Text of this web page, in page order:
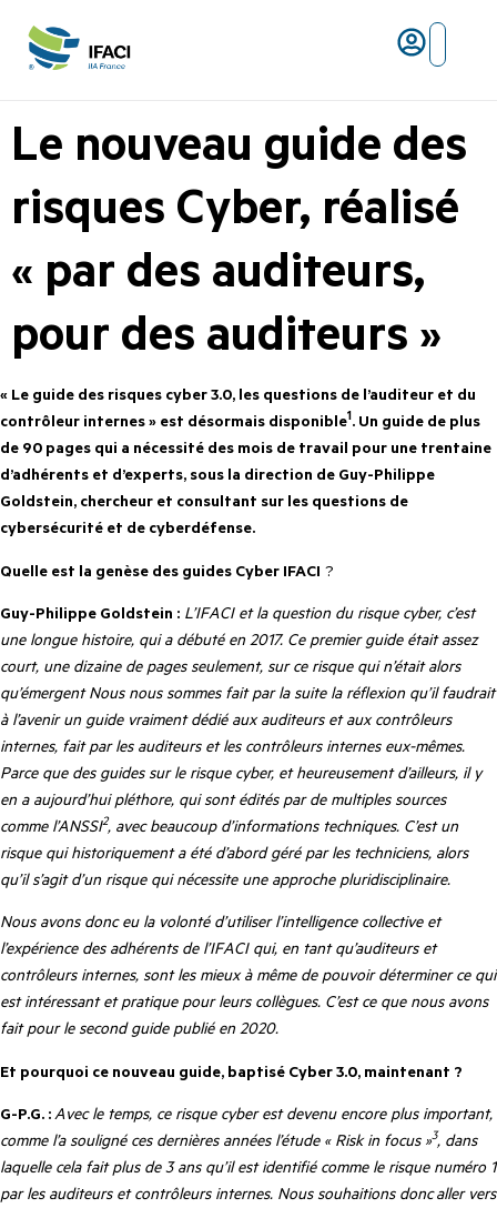
Le nouveau guide des
risques Cyber, réalisé
« par des auditeurs,
pour des auditeurs »
« Le guide des risques cyber 3.0, les questions de l’auditeur et du
contrôleur internes » est désormais disponible1. Un guide de plus
de 90 pages qui a nécessité des mois de travail pour une trentaine
d’adhérents et d’experts, sous la direction de Guy-Philippe
Goldstein, chercheur et consultant sur les questions de
cybersécurité et de cyberdéfense.
Quelle est la genèse des guides Cyber IFACI ?
Guy-Philippe Goldstein : L’IFACI et la question du risque cyber, c’est
une longue histoire, qui a débuté en 2017. Ce premier guide était assez
court, une dizaine de pages seulement, sur ce risque qui n’était alors
qu’émergent Nous nous sommes fait par la suite la réflexion qu’il faudrait
à l’avenir un guide vraiment dédié aux auditeurs et aux contrôleurs
internes, fait par les auditeurs et les contrôleurs internes eux-mêmes.
Parce que des guides sur le risque cyber, et heureusement d’ailleurs, il y
en a aujourd’hui pléthore, qui sont édités par de multiples sources
comme l’ANSSI2, avec beaucoup d’informations techniques. C’est un
risque qui historiquement a été d’abord géré par les techniciens, alors
qu’il s’agit d’un risque qui nécessite une approche pluridisciplinaire.
Nous avons donc eu la volonté d’utiliser l’intelligence collective et
l’expérience des adhérents de l’IFACI qui, en tant qu’auditeurs et
contrôleurs internes, sont les mieux à même de pouvoir déterminer ce qui
est intéressant et pratique pour leurs collègues. C’est ce que nous avons
fait pour le second guide publié en 2020.
Et pourquoi ce nouveau guide, baptisé Cyber 3.0, maintenant ?
G-P.G. :Avec le temps, ce risque cyber est devenu encore plus important,
comme l’a souligné ces dernières années l’étude « Risk in focus »3, dans
laquelle cela fait plus de 3 ans qu’il est identifié comme le risque numéro 1
par les auditeurs et contrôleurs internes. Nous souhaitions donc aller vers